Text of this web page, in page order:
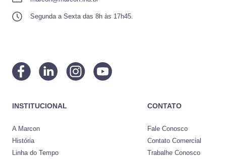
Segunda a Sexta das 8h às 17h45.
INSTITUCIONAL
A Marcon
História
Linha do Tempo
CONTATO
Fale Conosco
Contato Comercial
Trabalhe Conosco